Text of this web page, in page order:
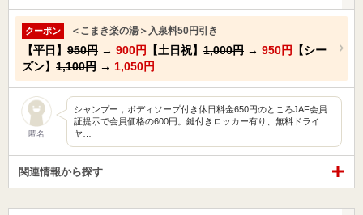
クーポン ＜こまき楽の湯＞入泉料50円引き
【平日】 950円 → 900円 【土日祝】 1,000円 → 950円
【シー
ズン】 1,100円 → 1,050円
匿名
シャンプー，ボディソープ付き休日料金650円のところJAF会員
証提示で会員価格の600円。鍵付きロッカー有り、無料ドライ
ヤ…
関連情報から探す